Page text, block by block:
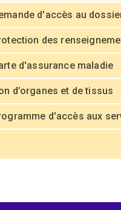
d'accès au
des
d'assurance maladie
d’organes et de tissus
d'accès aux